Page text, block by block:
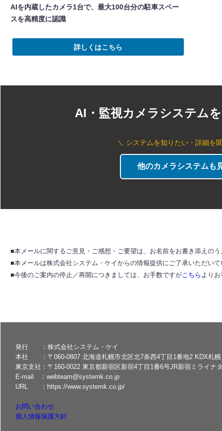
AIを内蔵したカメラ1台で、最大100台分の駐車スペー
スを高精度に認識
詳しくはこちら
AI・監視カメラシステム
＼ システムを知りたい・詳細を
他のカメラシステムも
■本メールに関するご意見・ご感想・ご要望は、お名前をお書き添えの
■本メールは株式会社システム・ケイからの情報提供にご了承いただい
■今後のご案内の停止／再開につきましては、お手数ですがこちら より
発行 ：株式会社システム・ケイ
本社 ：〒060-0807 北海道札幌市北区北7条西4丁目1番地2 KDX札幌
東京支社：〒160-0022 東京都新宿区新宿4丁目1番6号JR新宿ミライナ
E-mail ：webteam@systemk.co.jp
URL ：https://www.systemk.co.jp/
お問い合わせ
個人情報保護方針